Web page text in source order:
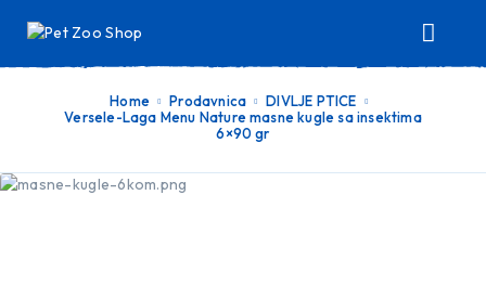
Home Prodavnica
DIVLJE PTICE
Versele-Laga Menu Nature masne kugle sa insektima
6×90 gr